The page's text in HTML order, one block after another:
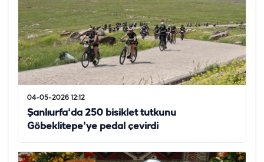
04-05-2026 12:12
Şanlıurfa'da 250 bisiklet tutkunu
Göbeklitepe'ye pedal çevirdi